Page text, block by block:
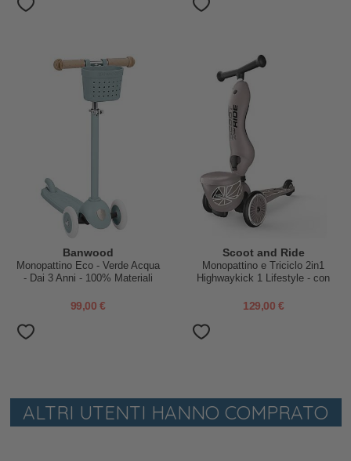
Banwood
Monopattino Eco - Verde Acqua
- Dai 3 Anni - 100% Materiali
99,00 €
Scoot and Ride
Monopattino e Triciclo 2in1
Highwaykick 1 Lifestyle - con
1 a 5 anni
129,00 €
ALTRI UTENTI HANNO COMPRATO